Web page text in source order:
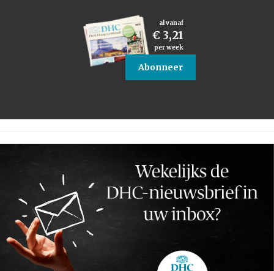
al vanaf
€ 3,21
per week
Abonneer